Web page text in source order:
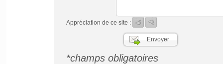
Appréciation de ce site :
*champs obligatoires